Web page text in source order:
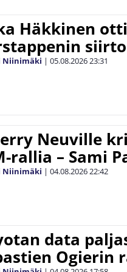
Häkkinen
Niinimäki | 05.08.202623:31
Neuville
rallia – Sami
Niinimäki | 04.08.202622:42
data
Ogierin